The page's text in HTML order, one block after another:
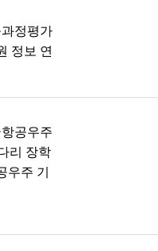
정평가
정보 연
공우주
리 장학
우주 기